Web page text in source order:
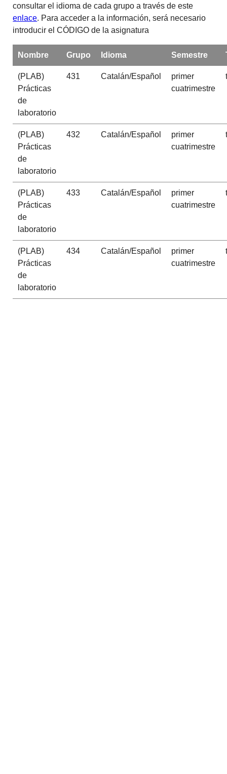
consultar el idioma de cada grupo a través de este
enlace. Para acceder a la información, será necesario
introducir el CÓDIGO de la asignatura
Nombre Grupo Idioma Semestre
(PLAB)
Prácticas
de
laboratorio
431 Catalán/Español
primer
cuatrimestre
(PLAB)
Prácticas
de
laboratorio
432 Catalán/Español
primer
cuatrimestre
(PLAB)
Prácticas
de
laboratorio
433 Catalán/Español
primer
cuatrimestre
(PLAB)
Prácticas
de
laboratorio
434 Catalán/Español
primer
cuatrimestre